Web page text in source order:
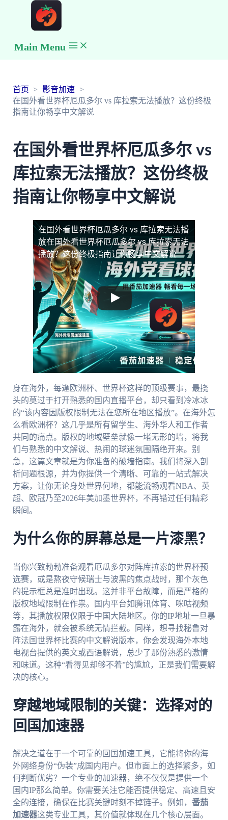
Main Menu
首页
影音加速
在国外看世界杯厄瓜多尔 vs 库拉索无法播放？这份终极
指南让你畅享中文解说
在国外看世界杯厄瓜多尔 vs
库拉索无法播放？这份终极
指南让你畅享中文解说
在国外看世界杯厄瓜多尔 vs 库拉索无法播
放在国外看世界杯厄瓜多尔 vs 库拉索无法
播放？这份终极指南让你畅享中文解说
身在海外，每逢欧洲杯、世界杯这样的顶级赛事，最挠
头的莫过于打开熟悉的国内直播平台，却只看到冷冰冰
的“该内容因版权限制无法在您所在地区播放”。在海外怎
么看欧洲杯？这几乎是所有留学生、海外华人和工作者
共同的痛点。版权的地域壁垒就像一堵无形的墙，将我
们与熟悉的中文解说、热闹的球迷氛围隔绝开来。别
急，这篇文章就是为你准备的破墙指南。我们将深入剖
析问题根源，并为你提供一个清晰、可靠的一站式解决
方案，让你无论身处世界何地，都能流畅观看NBA、英
超、欧冠乃至2026年美加墨世界杯，不再错过任何精彩
瞬间。
为什么你的屏幕总是一片漆黑？
当你兴致勃勃准备观看厄瓜多尔对阵库拉索的世界杯预
选赛，或是熬夜守候瑞士与波黑的焦点战时，那个灰色
的提示框总是准时出现。这并非平台故障，而是严格的
版权地域限制在作祟。国内平台如腾讯体育、咪咕视频
等，其播放权限仅限于中国大陆地区。你的IP地址一旦暴
露在海外，就会被系统无情拦截。同样，想寻找秘鲁对
阵法国世界杯比赛的中文解说版本，你会发现海外本地
电视台提供的英文或西语解说，总少了那份熟悉的激情
和味道。这种“看得见却够不着”的尴尬，正是我们需要解
决的核心。
穿越地域限制的关键：选择对的
回国加速器
解决之道在于一个可靠的回国加速工具，它能将你的海
外网络身份“伪装”成国内用户。但市面上的选择繁多，如
何判断优劣？一个专业的加速器，绝不仅仅是提供一个
国内IP那么简单。你需要关注它能否提供稳定、高速且安
全的连接，确保在比赛关键时刻不掉链子。例如， 番茄
加速器这类专业工具，其价值就体现在几个核心层面。